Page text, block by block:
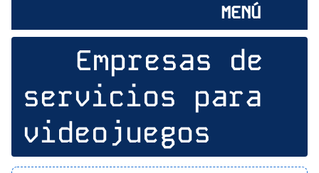
MENÚ
Empresas de
servicios para
videojuegos